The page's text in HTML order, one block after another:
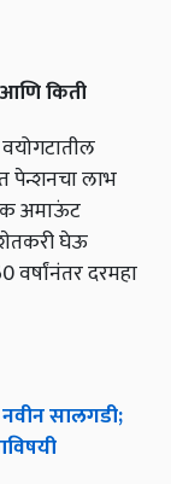
किती
पेन्शनचा लाभ
अमाऊंट
घेऊ
वर्षांनंतर दरमहा
सालगडी;